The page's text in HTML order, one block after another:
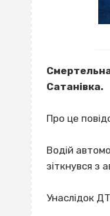
Сатанівка.
Про це
Водій
зіткнувся з
Унаслідок